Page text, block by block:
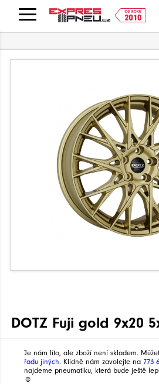
DOTZ Fuji gold 9x20
Je nám líto, ale zboží není skladem.
řadu jiných. Klidně nám zavolejte na 773
najdeme pneumatiku, která bude ještě
☺